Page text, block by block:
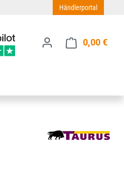
Händlerportal
0,00 €